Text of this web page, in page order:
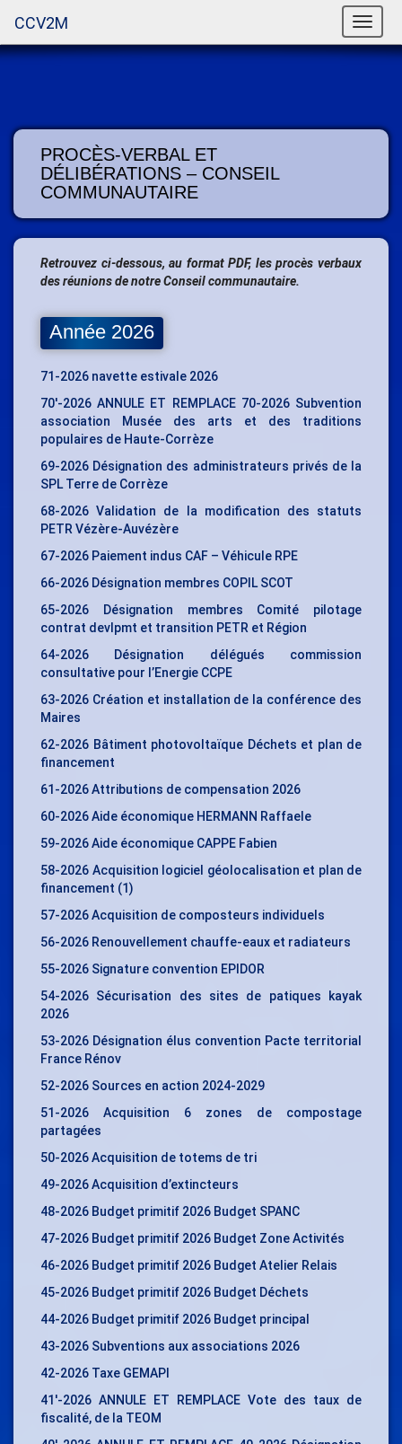
Toggle
CCV2M
PROCÈS-VERBAL ET
DÉLIBÉRATIONS – CONSEIL
COMMUNAUTAIRE
Retrouvez ci-dessous, au format PDF, les procès verbaux
des réunions de notre Conseil communautaire.
Année 2026
71-2026 navette estivale 2026
70′-2026 ANNULE ET REMPLACE 70-2026 Subvention
association Musée des arts et des traditions
populaires de Haute-Corrèze
69-2026 Désignation des administrateurs privés de la
SPL Terre de Corrèze
68-2026 Validation de la modification des statuts
PETR Vézère-Auvézère
67-2026 Paiement indus CAF – Véhicule RPE
66-2026 Désignation membres COPIL SCOT
65-2026 Désignation membres Comité pilotage
contrat devlpmt et transition PETR et Région
64-2026 Désignation délégués commission
consultative pour l’Energie CCPE
63-2026 Création et installation de la conférence des
Maires
62-2026 Bâtiment photovoltaïque Déchets et plan de
financement
61-2026 Attributions de compensation 2026
60-2026 Aide économique HERMANN Raffaele
59-2026 Aide économique CAPPE Fabien
58-2026 Acquisition logiciel géolocalisation et plan de
financement (1)
57-2026 Acquisition de composteurs individuels
56-2026 Renouvellement chauffe-eaux et radiateurs
55-2026 Signature convention EPIDOR
54-2026 Sécurisation des sites de patiques kayak
2026
53-2026 Désignation élus convention Pacte territorial
France Rénov
52-2026 Sources en action 2024-2029
51-2026 Acquisition 6 zones de compostage
partagées
50-2026 Acquisition de totems de tri
49-2026 Acquisition d’extincteurs
48-2026 Budget primitif 2026 Budget SPANC
47-2026 Budget primitif 2026 Budget Zone Activités
46-2026 Budget primitif 2026 Budget Atelier Relais
45-2026 Budget primitif 2026 Budget Déchets
44-2026 Budget primitif 2026 Budget principal
43-2026 Subventions aux associations 2026
42-2026 Taxe GEMAPI
41′-2026 ANNULE ET REMPLACE Vote des taux de
fiscalité, de la TEOM